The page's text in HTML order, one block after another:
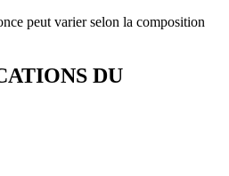
peut varier selon la composition
DU